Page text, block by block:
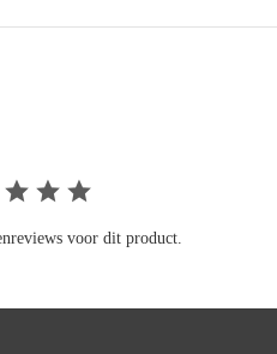
voor dit product.